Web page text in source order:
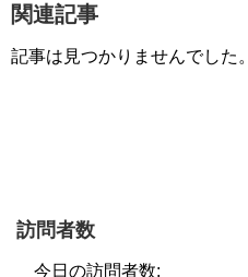
関連記事
記事は見つかりませんでした。
訪問者数
今日の訪問者数: